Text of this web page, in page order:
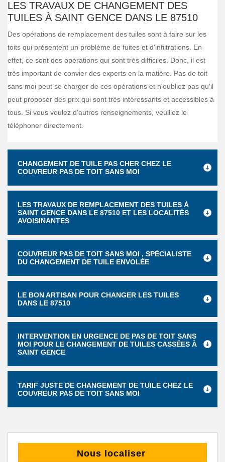
LES TRAVAUX DE CHANGEMENT DES
TUILES À SAINT GENCE DANS LE 87510
Des opérations de remplacement des tuiles sont à faire sur les
toits qui présentent un problème de fuites et d'infiltrations. En
effet, ce sont des opérations qui sont très difficiles. Donc, il est
très important de convier des experts en la matière. Pas de toit
sans moi peut se charger de ces opérations et n'oubliez pas qu'il
peut proposer des prix qui sont très intéressants et accessibles à
tous. Si vous voulez d'autres renseignements, veuillez le
téléphoner directement.
CHANGEMENT DE TUILE PAS CHER CHEZ LE
COUVREUR PAS DE TOIT SANS MOI
LES TRAVAUX DE REMPLACEMENT DES TUILES À
SAINT GENCE DANS LE 87510 ET LES LOCALITÉS
AVOISINANTES
COUVREUR PAS DE TOIT SANS MOI , SPÉCIALISTE
DU CHANGEMENT DE TUILE ENVOLÉE
LE BON ARTISAN POUR CHANGER LES TUILES
DANS LE 87510
INTERVENTION EN URGENCE DE PAS DE TOIT SANS
MOI POUR LE CHANGEMENT DE TUILES CASSÉES À
SAINT GENCE
TARIF JUSTE DE CHANGEMENT DE TUILE CHEZ LE
COUVREUR PAS DE TOIT SANS MOI
Nous localiser